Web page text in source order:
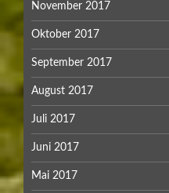
November 2017
Oktober 2017
September 2017
August 2017
Juli 2017
Juni 2017
Mai 2017